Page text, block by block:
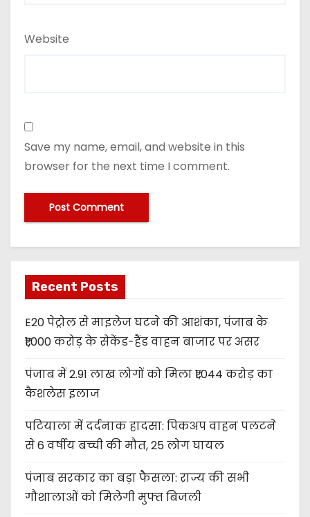
Website
Save my name, email, and website in this
browser for the next time I comment.
Recent Posts
E20 पेट्रोल से माइलेज घटने की आशंका, पंजाब के
₹1,000 करोड़ के सेकेंड-हैंड वाहन बाजार पर असर
पंजाब में 2.91 लाख लोगों को मिला ₹1,044 करोड़ का
कैशलेस इलाज
पटियाला में दर्दनाक हादसा: पिकअप वाहन पलटने
से 6 वर्षीय बच्ची की मौत, 25 लोग घायल
पंजाब सरकार का बड़ा फैसला: राज्य की सभी
गौशालाओं को मिलेगी मुफ्त बिजली